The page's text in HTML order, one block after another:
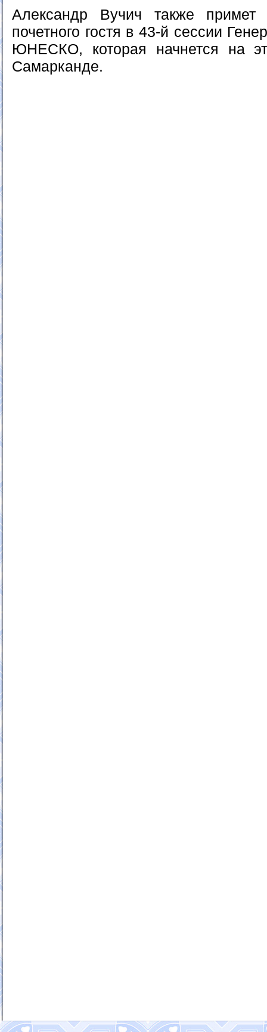
Александр Вучич также примет
почетного гостя в 43-й сессии
ЮНЕСКО, которая начнется на
Самарканде.